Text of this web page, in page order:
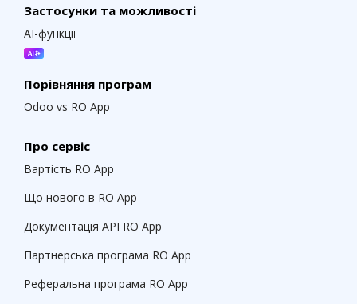
Застосунки та можливості
AI-функції
Порівняння програм
Odoo vs RO App
Про сервіс
Вартість RO App
Що нового в RO App
Документація API RO App
Партнерська програма RO App
Реферальна програма RO App